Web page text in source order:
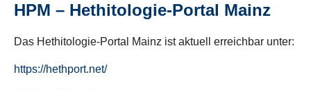
HPM – Hethitologie-Portal Mainz
Das Hethitologie-Portal Mainz ist aktuell erreichbar unter:
https://hethport.net/